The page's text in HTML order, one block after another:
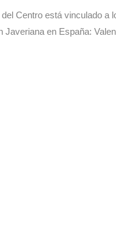
Centro está vinculado a
Javeriana en España: